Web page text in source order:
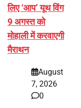
लिए ‘आप’ यूथ विंग
9 अगस्त को
मोहाली में करवाएगी
मैराथन
August
7, 2026
0